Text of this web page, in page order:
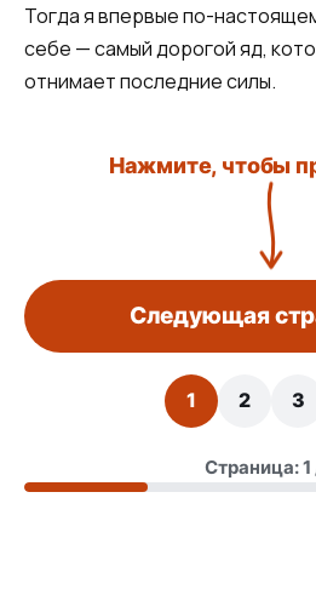
Тогда я впервые по-
себе — самый дорогой яд,
отнимает последние силы.
Нажмите, чтобы
Следующая
1 2 3
Страница: 1